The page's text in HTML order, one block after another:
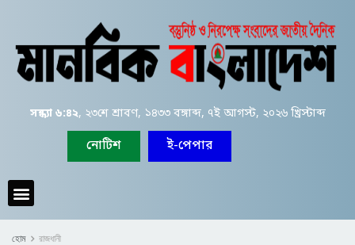
সন্ধ্যা ৬:৪২, ২৩শে শ্রাবণ, ১৪৩৩ বঙ্গাব্দ, ৭ই আগস্ট, ২০২৬ খ্রিস্টাব্দ
নোটিশ ই-পেপার
হোম রাজধানী